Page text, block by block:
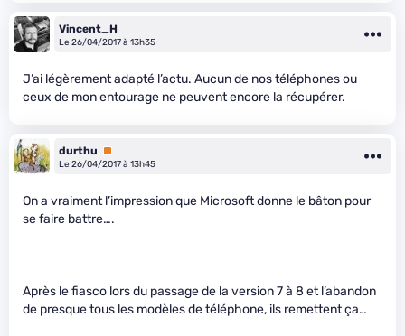
Vincent_H
Le 26/04/2017 à 13h35
J’ai légèrement adapté l’actu. Aucun de nos téléphones ou
ceux de mon entourage ne peuvent encore la récupérer.
durthu
Premium
Le 26/04/2017 à 13h45
On a vraiment l’impression que Microsoft donne le bâton pour
se faire battre….
Après le fiasco lors du passage de la version 7 à 8 et l’abandon
de presque tous les modèles de téléphone, ils remettent ça…